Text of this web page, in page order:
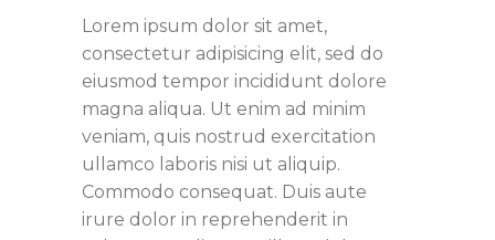
Lorem ipsum dolor sit amet,
consectetur adipisicing elit, sed do
eiusmod tempor incididunt dolore
magna aliqua. Ut enim ad minim
veniam, quis nostrud exercitation
ullamco laboris nisi ut aliquip.
Commodo consequat. Duis aute
irure dolor in reprehenderit in